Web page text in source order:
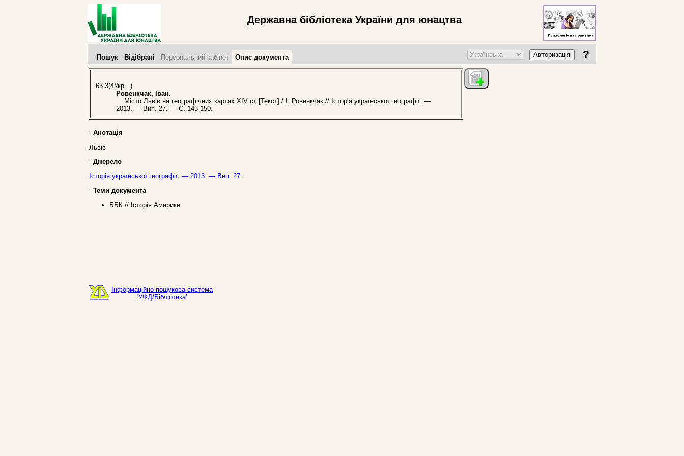
Державна бібліотека України для юнацтва
Пошук Відібрані Персональний кабінет Опис документа Авторизація ?
63.3(4Укр...)
Ровенкчак, Іван.
Місто Львів на географічних картах ХІV ст [Текст] / І. Ровенкчак // Історія української географії. —
2013. — Вип. 27. — С. 143-150.
- Анотація
Львів
- Джерело
Історія української географії. — 2013. — Вип. 27.
- Теми документа
ББК // Історія Америки
Інформаційно-пошукова система
'УФД/Бібліотека'